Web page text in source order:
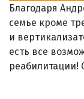
Благодаря
семье кроме
и
есть все
реабилитации!